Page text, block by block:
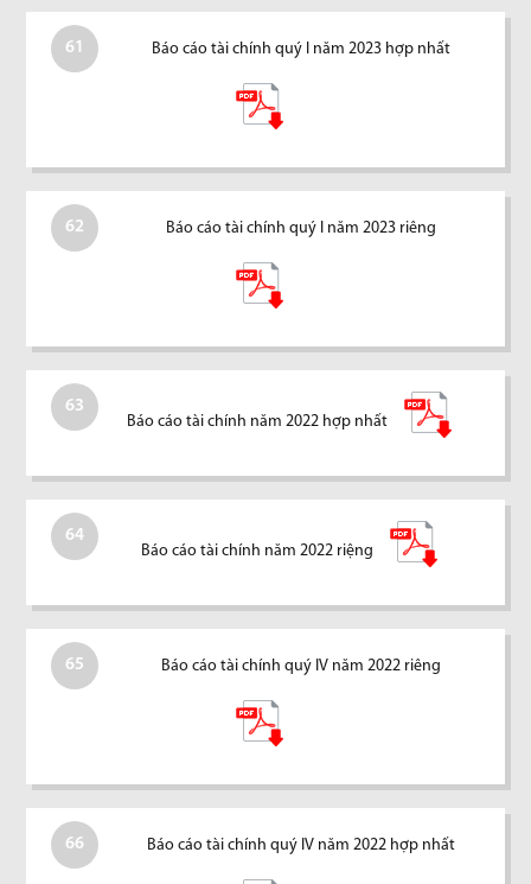
61 Báo cáo tài chính quý I năm 2023 hợp nhất
62 Báo cáo tài chính quý I năm 2023 riêng
63
Báo cáo tài chính năm 2022 hợp nhất
64
Báo cáo tài chính năm 2022 riệng
65 Báo cáo tài chính quý IV năm 2022 riêng
66 Báo cáo tài chính quý IV năm 2022 hợp nhất